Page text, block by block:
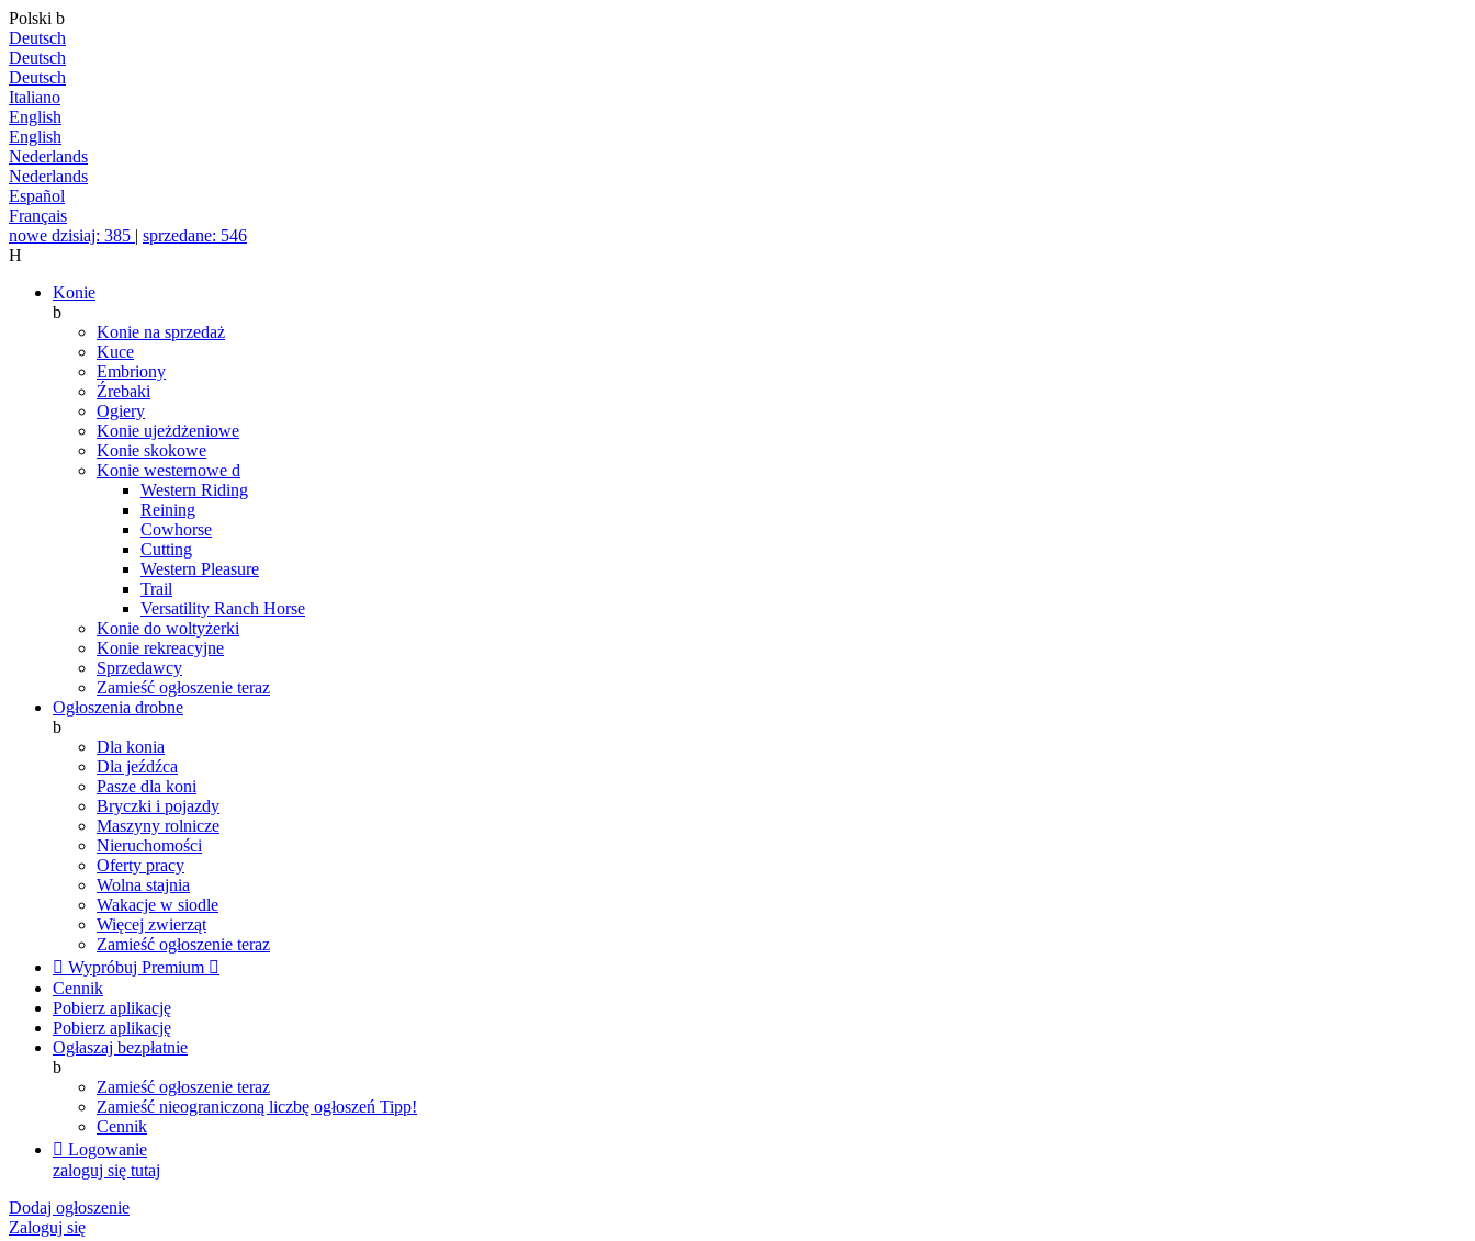
Polski b
Deutsch
Deutsch
Deutsch
Italiano
English
English
Nederlands
Nederlands
Español
Français
nowe dzisiaj: 385 | sprzedane: 546
H
Konie
b
Konie na sprzedaż
Kuce
Embriony
Źrebaki
Ogiery
Konie ujeżdżeniowe
Konie skokowe
Konie westernowe d
Western Riding
Reining
Cowhorse
Cutting
Western Pleasure
Trail
Versatility Ranch Horse
Konie do woltyżerki
Konie rekreacyjne
Sprzedawcy
Zamieść ogłoszenie teraz
Ogłoszenia drobne
b
Dla konia
Dla jeźdźca
Pasze dla koni
Bryczki i pojazdy
Maszyny rolnicze
Nieruchomości
Oferty pracy
Wolna stajnia
Wakacje w siodle
Więcej zwierząt
Zamieść ogłoszenie teraz
 Wypróbuj Premium 
Cennik
Pobierz aplikację
Pobierz aplikację
Ogłaszaj bezpłatnie
b
Zamieść ogłoszenie teraz
Zamieść nieograniczoną liczbę ogłoszeń Tipp!
Cennik
 Logowanie
zaloguj się tutaj
Dodaj ogłoszenie
Zaloguj się